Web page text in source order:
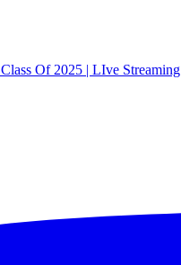
Of 2025 | LIve Streaming